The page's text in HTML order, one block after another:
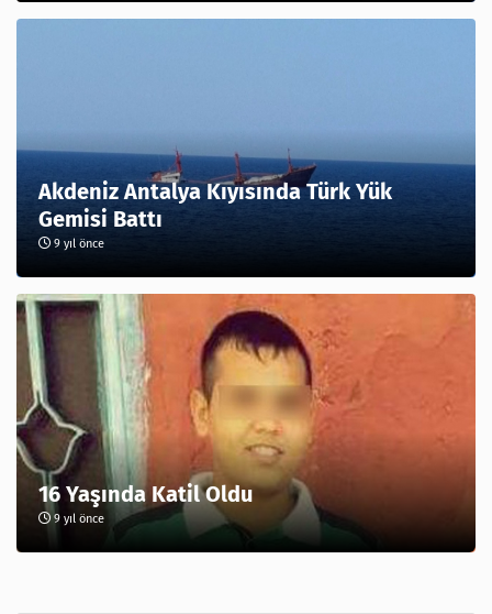
Akdeniz Antalya Kıyısında Türk Yük
Gemisi Battı
9 yıl önce
16 Yaşında Katil Oldu
9 yıl önce